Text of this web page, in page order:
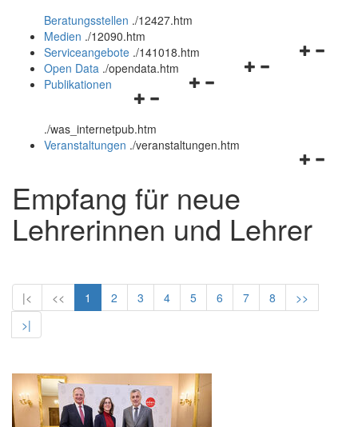
und
schließen
Beratungsstellen ./12427.htm
Medien ./12090.htm
Navigationsmenü
Serviceangebote ./141018.htm
Navigationsmenü
Open Data ./opendata.htm
Navigationsmenü
und
schließen
Publikationen
./was_internetpub.htm
Veranstaltungen ./veranstaltungen.htm
Empfang für neue
Lehrerinnen und Lehrer
|< << 1 2 3 4 5 6 7 8
>>
>|